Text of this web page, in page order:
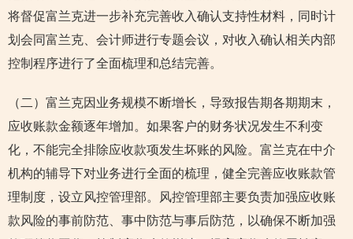
将督促富兰克进一步补充完善收入确认支持性材料，同时计
划会同富兰克、会计师进行专题会议，对收入确认相关内部
控制程序进行了全面梳理和总结完善。
（二）富兰克因业务规模不断增长，导致报告期各期期末，
应收账款金额逐年增加。如果客户的财务状况发生不利变
化，不能完全排除应收款项发生坏账的风险。富兰克在中介
机构的辅导下对业务进行全面的梳理，健全完善应收账款管
理制度，设立风控管理部。风控管理部主要负责加强应收账
款风险的事前防范、事中防范与事后防范，以确保不断加强